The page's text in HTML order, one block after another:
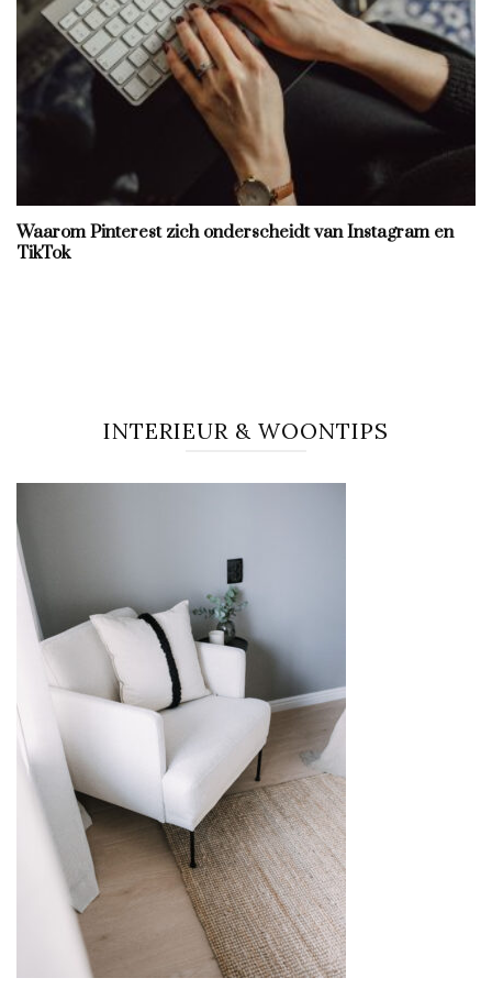
Waarom Pinterest zich onderscheidt van Instagram en
TikTok
INTERIEUR & WOONTIPS